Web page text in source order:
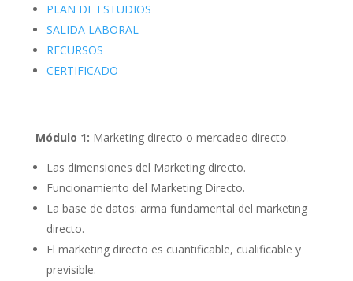
PLAN DE ESTUDIOS
SALIDA LABORAL
RECURSOS
CERTIFICADO
Módulo 1: Marketing directo o mercadeo directo.
Las dimensiones del Marketing directo.
Funcionamiento del Marketing Directo.
La base de datos: arma fundamental del marketing
directo.
El marketing directo es cuantificable, cualificable y
previsible.